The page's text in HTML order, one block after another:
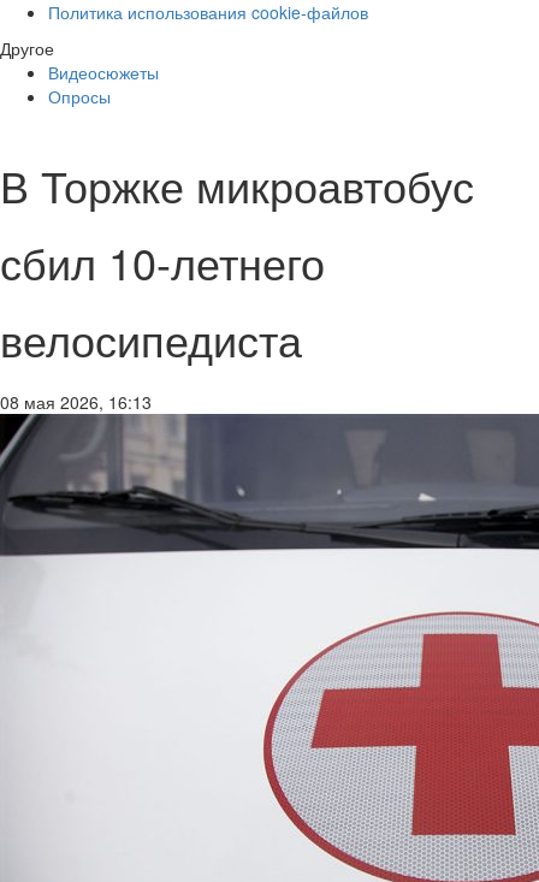
Политика использования cookie-файлов
Другое
Видеосюжеты
Опросы
В Торжке микроавтобус
сбил 10-летнего
велосипедиста
08 мая 2026, 16:13